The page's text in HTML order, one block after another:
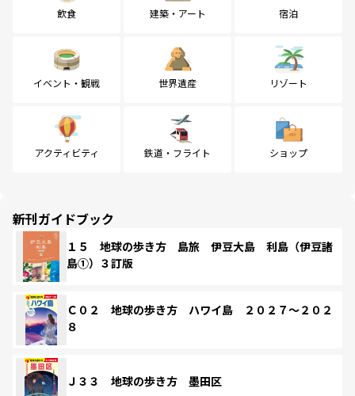
飲食 建築・アート 宿泊
イベント・観戦 世界遺産 リゾート
アクティビティ 鉄道・フライト ショップ
新刊ガイドブック
１５ 地球の歩き方 島旅 伊豆大島 利島（伊豆諸
島①）３訂版
Ｃ０２ 地球の歩き方 ハワイ島 ２０２７～２０２
８
Ｊ３３ 地球の歩き方 墨田区